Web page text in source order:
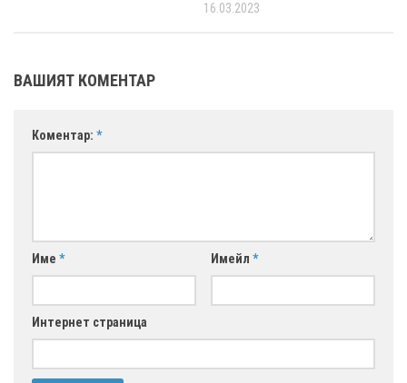
16.03.2023
ВАШИЯТ КОМЕНТАР
Коментар: *
Име * Имейл *
Интернет страница